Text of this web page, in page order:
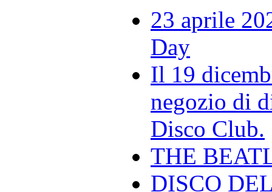
23 aprile
Day
Il 19
negozio di
Disco Club.
THE
DISCO